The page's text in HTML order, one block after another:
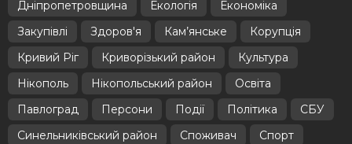
Дніпропетровщина
Екологія
Економіка
Закупівлі
Здоров'я Кам’янське
Корупція
Кривий Ріг
Криворізький район
Культура
Нікополь
Нікопольський район
Освіта
Павлоград
Персони Події Політика
СБУ
Синельниківський район
Споживач
Спорт